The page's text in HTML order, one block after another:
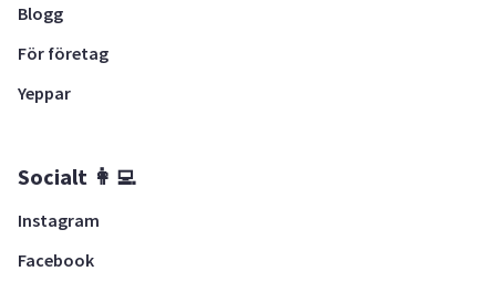
Blogg
För företag
Yeppar
Socialt 👩‍💻
Instagram
Facebook